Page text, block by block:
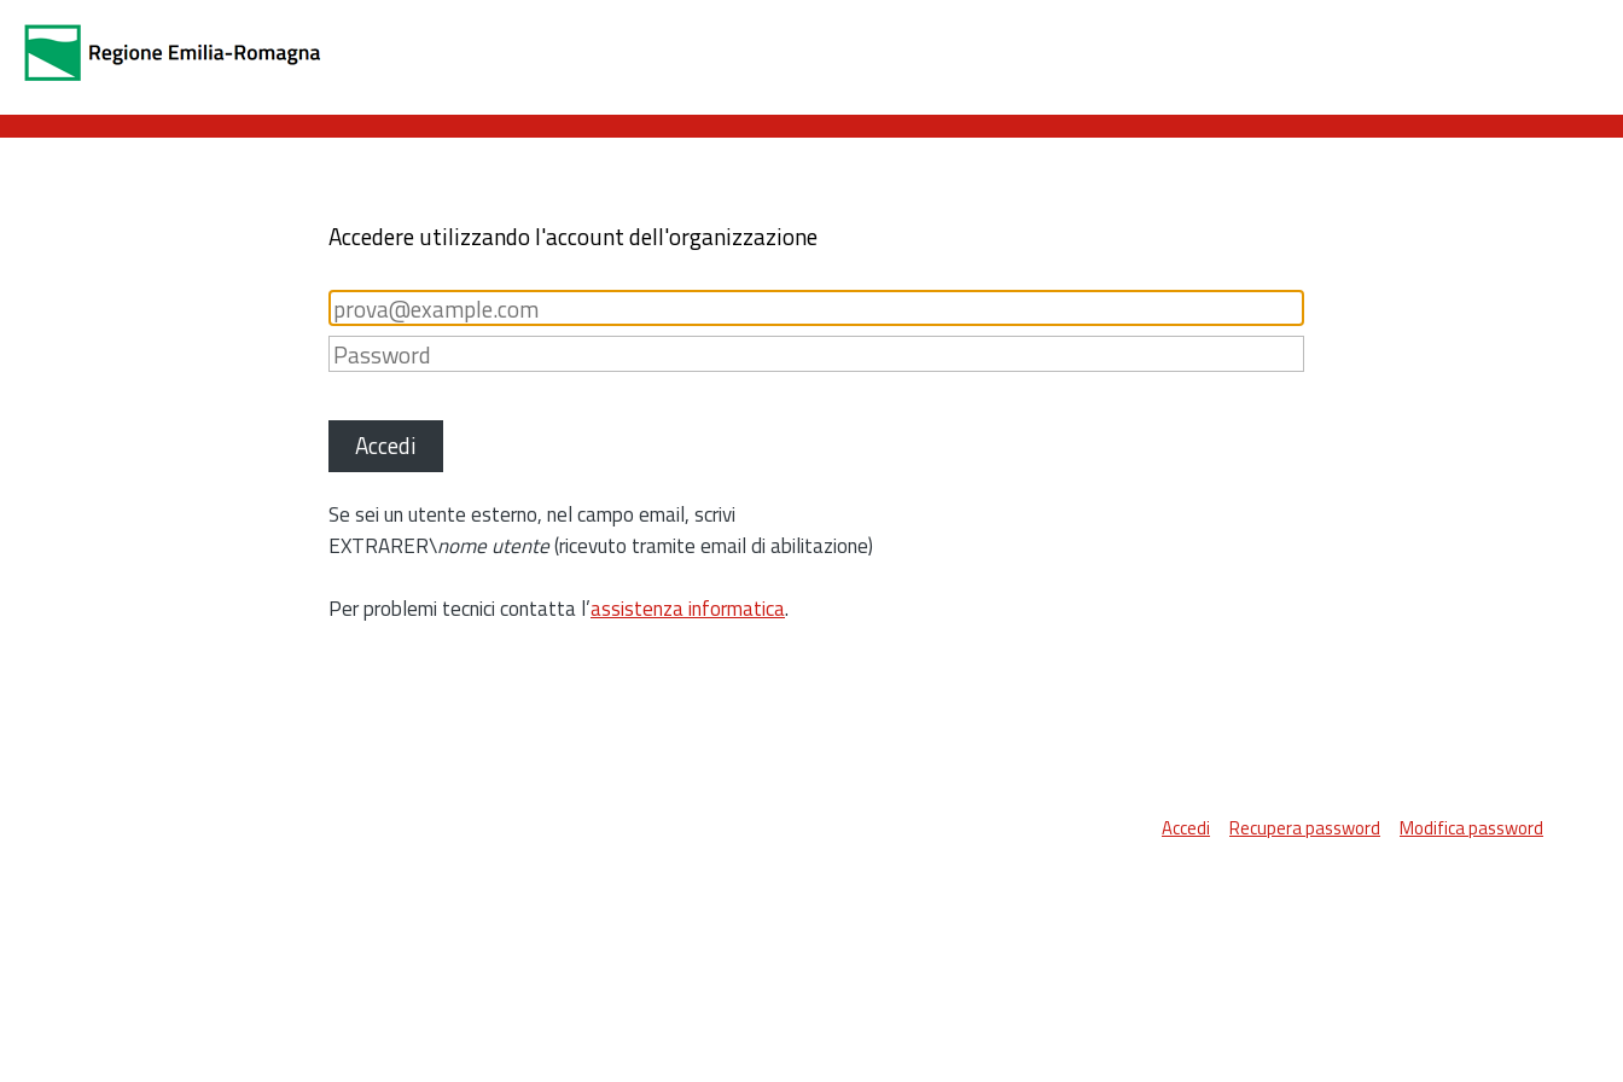
Accedere utilizzando l'account dell'organizzazione
Accedi
Se sei un utente esterno, nel campo email, scrivi
EXTRARER\nome utente(ricevuto tramite email di abilitazione)
Per problemi tecnici contatta l’assistenza informatica.
Accedi Recupera password Modifica password